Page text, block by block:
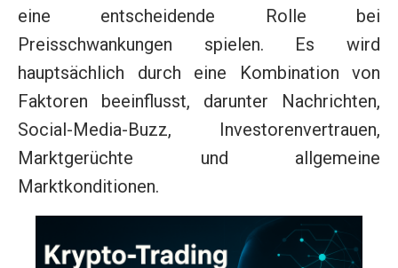
eine entscheidende Rolle bei
Preisschwankungen spielen. Es wird
hauptsächlich durch eine Kombination von
Faktoren beeinflusst, darunter Nachrichten,
Social-Media-Buzz, Investorenvertrauen,
Marktgerüchte und allgemeine
Marktkonditionen.